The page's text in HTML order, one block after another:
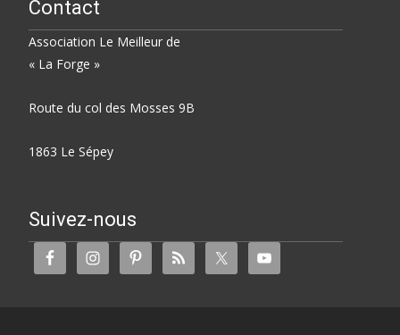
Contact
Association Le Meilleur de
« La Forge »
Route du col des Mosses 9B
1863 Le Sépey
Suivez-nous